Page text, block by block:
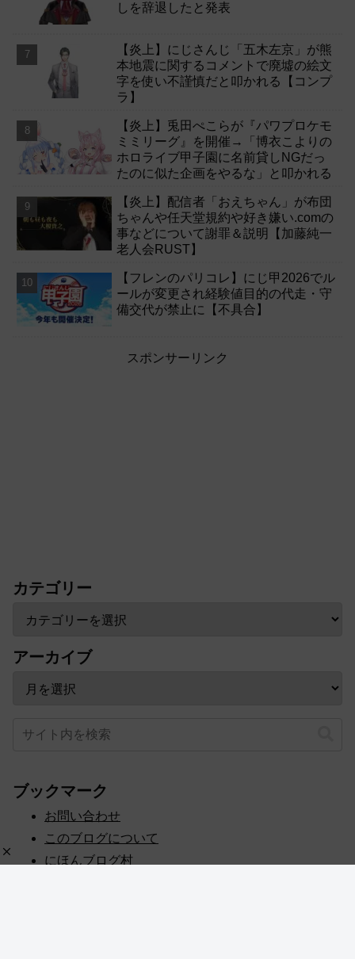
しを辞退したと発表
【炎上】にじさんじ「五木左京」が熊
本地震に関するコメントで廃墟の絵文
字を使い不謹慎だと叩かれる【コンプ
ラ】
【炎上】兎田ぺこらが『パワプロケモ
ミミリーグ』を開催→「博衣こよりの
ホロライブ甲子園に名前貸しNGだっ
たのに似た企画をやるな」と叩かれる
【炎上】配信者「おえちゃん」が布団
ちゃんや任天堂規約や好き嫌い.comの
事などについて謝罪＆説明【加藤純一
老人会RUST】
【フレンのパリコレ】にじ甲2026でル
ールが変更され経験値目的の代走・守
備交代が禁止に【不具合】
スポンサーリンク
カテゴリー
アーカイブ
ブックマーク
お問い合わせ
このブログについて
にほんブログ村